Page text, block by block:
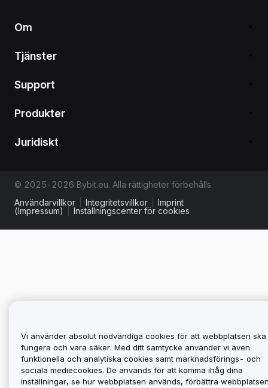
Om
Tjänster
Support
Produkter
Juridiskt
© 2025-2026 Bybit.eu. Alla rättigheter förbehålls.
Användarvillkor
Integritetsvillkor
Imprint
(Impressum)
Inställningscenter för cookies
Vi använder absolut nödvändiga cookies för att webbplatsen ska
fungera och vara säker. Med ditt samtycke använder vi även
funktionella och analytiska cookies samt marknadsförings- och
sociala mediecookies. De används för att komma ihåg dina
inställningar, se hur webbplatsen används, förbättra